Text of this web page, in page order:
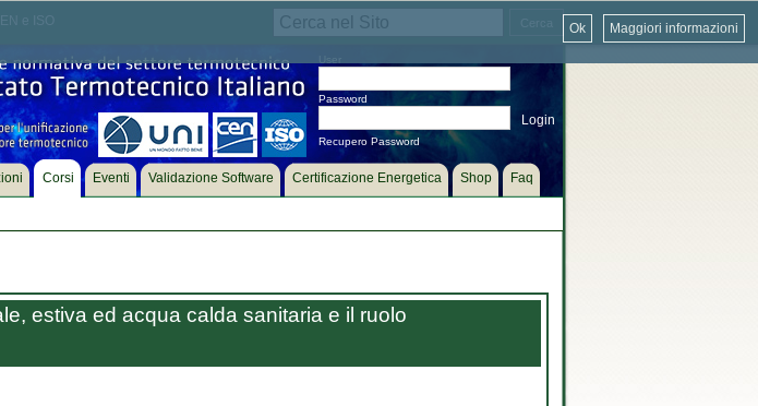
Password
Recupero Password
Corsi Eventi Validazione Software Certificazione Energetica Shop Faq
estiva ed acqua calda sanitaria e il ruolo
Maggiori informazioni
Ok